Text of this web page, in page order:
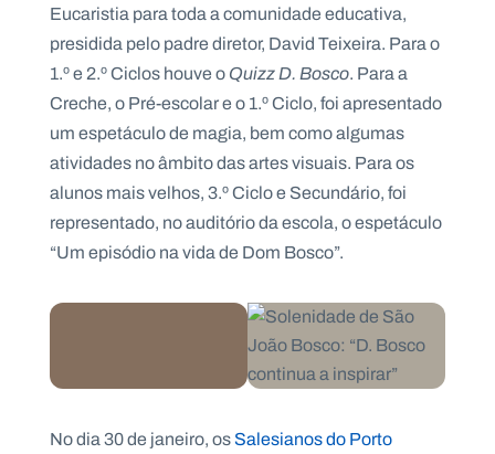
Eucaristia para toda a comunidade educativa,
presidida pelo padre diretor, David Teixeira. Para o
1.º e 2.º Ciclos houve oQuizz D. Bosco. Para a
Creche, o Pré-escolar e o 1.º Ciclo, foi apresentado
um espetáculo de magia, bem como algumas
atividades no âmbito das artes visuais. Para os
alunos mais velhos, 3.º Ciclo e Secundário, foi
representado, no auditório da escola, o espetáculo
“Um episódio na vida de Dom Bosco”.
No dia 30 de janeiro, osSalesianos do Porto